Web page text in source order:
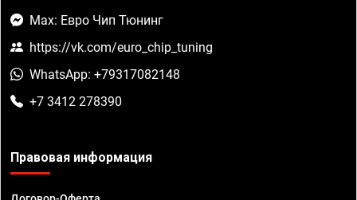
Max: Евро Чип Тюнинг
https://vk.com/euro_chip_tuning
WhatsApp: +79317082148
+7 3412 278390
Правовая информация